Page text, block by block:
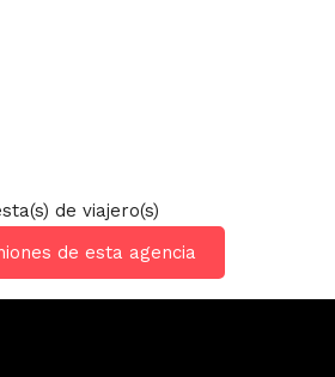
de viajero(s)
de esta agencia